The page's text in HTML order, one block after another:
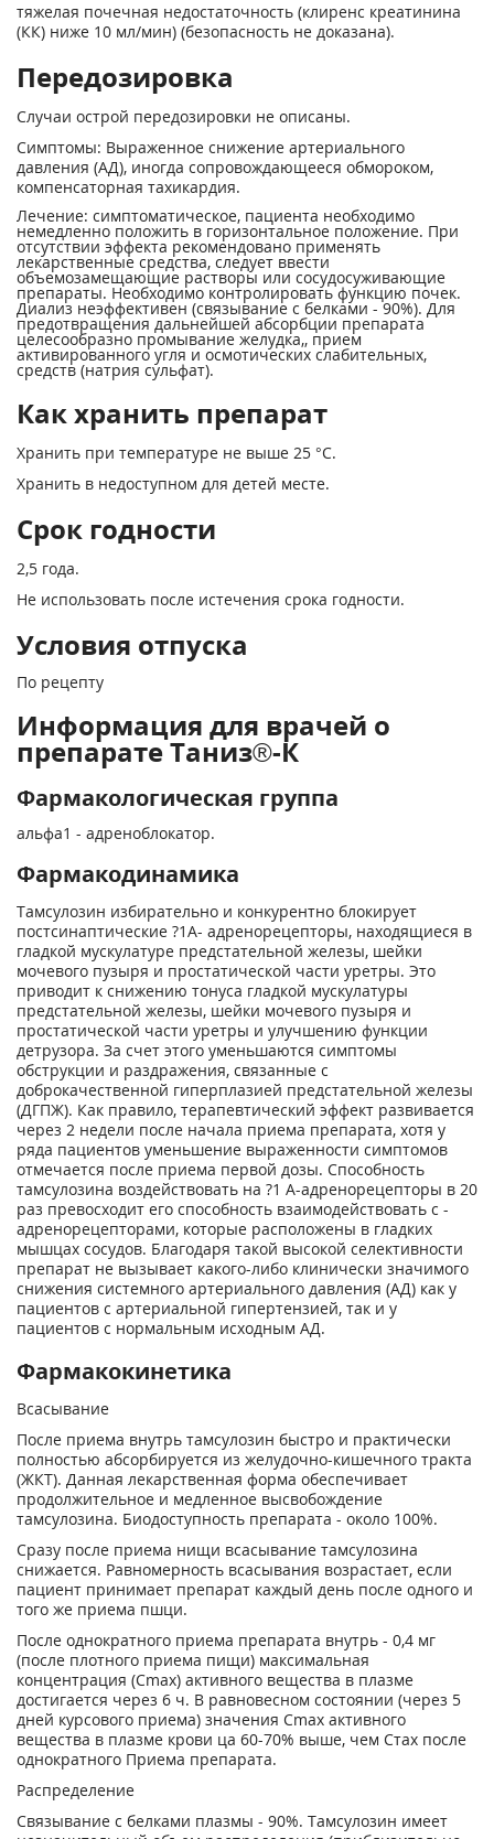
тяжелая почечная недостаточность (клиренс креатинина
(КК) ниже 10 мл/мин) (безопасность не доказана).
Передозировка
Случаи острой передозировки не описаны.
Симптомы: Выраженное снижение артериального
давления (АД), иногда сопровождающееся обмороком,
компенсаторная тахикардия.
Лечение: симптоматическое, пациента необходимо
немедленно положить в горизонтальное положение. При
отсутствии эффекта рекомендовано применять
лекарственные средства, следует ввести
объемозамещающие растворы или сосудосуживающие
препараты. Необходимо контролировать функцию почек.
Диализ неэффективен (связывание с белками - 90%). Для
предотвращения дальнейшей абсорбции препарата
целесообразно промывание желудка,, прием
активированного угля и осмотических слабительных,
средств (натрия сульфат).
Как хранить препарат
Хранить при температуре не выше 25 °С.
Хранить в недоступном для детей месте.
Срок годности
2,5 года.
Не использовать после истечения срока годности.
Условия отпуска
По рецепту
Информация для врачей о
препарате Таниз®-К
Фармакологическая группа
альфа1 - адреноблокатор.
Фармакодинамика
Тамсулозин избирательно и конкурентно блокирует
постсинаптические ?1A- адренорецепторы, находящиеся в
гладкой мускулатуре предстательной железы, шейки
мочевого пузыря и простатической части уретры. Это
приводит к снижению тонуса гладкой мускулатуры
предстательной железы, шейки мочевого пузыря и
простатической части уретры и улучшению функции
детрузора. За счет этого уменьшаются симптомы
обструкции и раздражения, связанные с
доброкачественной гиперплазией предстательной железы
(ДГПЖ). Как правило, терапевтический эффект развивается
через 2 недели после начала приема препарата, хотя у
ряда пациентов уменьшение выраженности симптомов
отмечается после приема первой дозы. Способность
тамсулозина воздействовать на ?1 A-адренорецепторы в 20
раз превосходит его способность взаимодействовать с -
адренорецепторами, которые расположены в гладких
мышцах сосудов. Благодаря такой высокой селективности
препарат не вызывает какого-либо клинически значимого
снижения системного артериального давления (АД) как у
пациентов с артериальной гипертензией, так и у
пациентов с нормальным исходным АД.
Фармакокинетика
Всасывание
После приема внутрь тамсулозин быстро и практически
полностью абсорбируется из желудочно-кишечного тракта
(ЖКТ). Данная лекарственная форма обеспечивает
продолжительное и медленное высвобождение
тамсулозина. Биодоступность препарата - около 100%.
Сразу после приема нищи всасывание тамсулозина
снижается. Равномерность всасывания возрастает, если
пациент принимает препарат каждый день после одного и
того же приема пшци.
После однократного приема препарата внутрь - 0,4 мг
(после плотного приема пищи) максимальная
концентрация (Сmах) активного вещества в плазме
достигается через 6 ч. В равновесном состоянии (через 5
дней курсового приема) значения Сmах активного
вещества в плазме крови ца 60-70% выше, чем Стах после
однократного Приема препарата.
Распределение
Связывание с белками плазмы - 90%. Тамсулозин имеет